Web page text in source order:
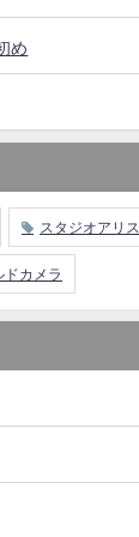
め
スタジオアリス
ドカメラ